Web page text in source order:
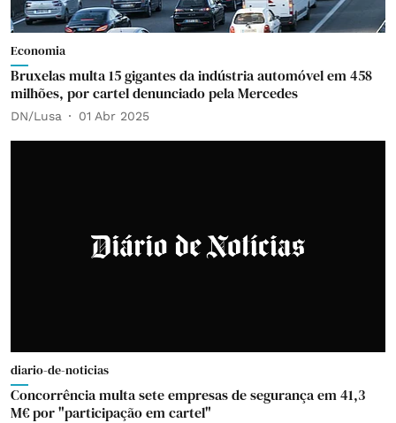
Economia
Bruxelas multa 15 gigantes da indústria automóvel em 458
milhões, por cartel denunciado pela Mercedes
DN/Lusa 01 Abr 2025
diario-de-noticias
Concorrência multa sete empresas de segurança em 41,3
M€ por "participação em cartel"